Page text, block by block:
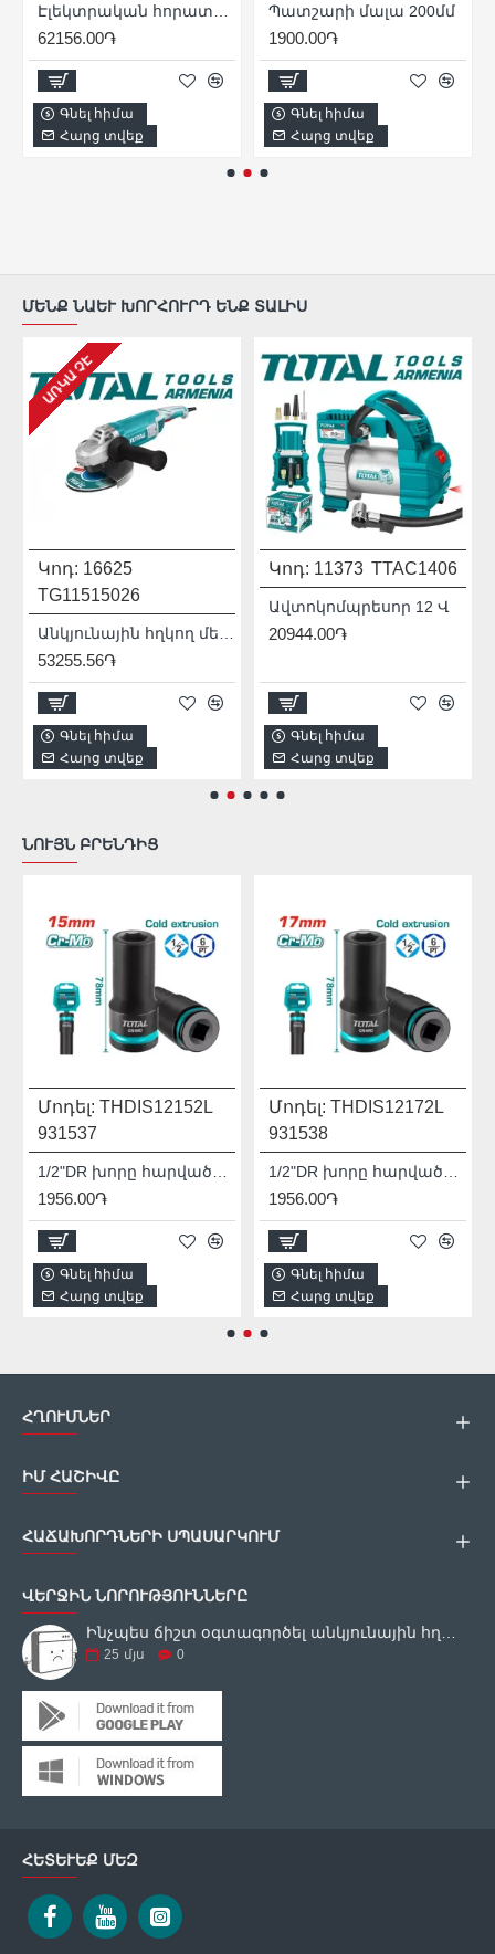
62156.00֏
Գնել հիմա
Հարց տվեք
Պատշարի մալա 200մմ
1900.00֏
Գնել հիմա
Հարց տվեք
ՄԵՆՔ ՆԱԵՒ ԽՈՐՀՈՒՐԴ ԵՆՔ ՏԱԼԻՍ
ԱՌԿԱ ՉԷ
Կոդ: 16625
TG11515026
53255.56֏
Գնել հիմա
Հարց տվեք
Կոդ: 11373 TTAC1406
Ավտոկոմպրեսոր 12 Վ
20944.00֏
Գնել հիմա
Հարց տվեք
ՆՈՒՅՆ ԲՐԵՆԴԻՑ
Մոդել: THDIS12152L
931537
1956.00֏
Գնել հիմա
Հարց տվեք
Մոդել: THDIS12172L
931538
1956.00֏
Գնել հիմա
Հարց տվեք
ՀՂՈՒՄՆԵՐ
ԻՄ ՀԱՇԻՎԸ
ՀԱՃԱԽՈՐԴՆԵՐԻ ՍՊԱՍԱՐԿՈՒՄ
ՎԵՐՋԻՆ ՆՈՐՈՒԹՅՈՒՆՆԵՐԸ
25 մյս 0
ՀԵՏԵՒԵՔ ՄԵԶ